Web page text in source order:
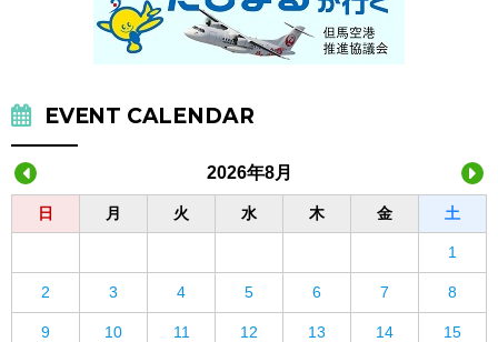
EVENT CALENDAR
2026年8月
日 月 火 水 木 金 土
1
2 3 4 5 6 7 8
9 10 11 12 13 14 15